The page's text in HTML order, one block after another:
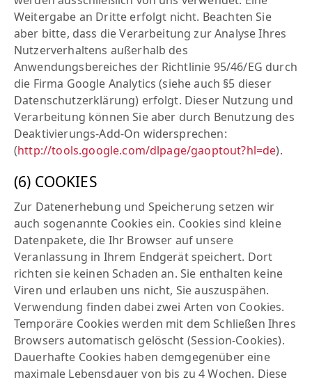
Weitergabe an Dritte erfolgt nicht. Beachten Sie
aber bitte, dass die Verarbeitung zur Analyse Ihres
Nutzerverhaltens außerhalb des
Anwendungsbereiches der Richtlinie 95/46/EG durch
die Firma Google Analytics (siehe auch §5 dieser
Datenschutzerklärung) erfolgt. Dieser Nutzung und
Verarbeitung können Sie aber durch Benutzung des
Deaktivierungs-Add-On widersprechen:
(http://tools.google.com/dlpage/gaoptout?hl=de).
(6) COOKIES
Zur Datenerhebung und Speicherung setzen wir
auch sogenannte Cookies ein. Cookies sind kleine
Datenpakete, die Ihr Browser auf unsere
Veranlassung in Ihrem Endgerät speichert. Dort
richten sie keinen Schaden an. Sie enthalten keine
Viren und erlauben uns nicht, Sie auszuspähen.
Verwendung finden dabei zwei Arten von Cookies.
Temporäre Cookies werden mit dem Schließen Ihres
Browsers automatisch gelöscht (Session-Cookies).
Dauerhafte Cookies haben demgegenüber eine
maximale Lebensdauer von bis zu 4 Wochen. Diese